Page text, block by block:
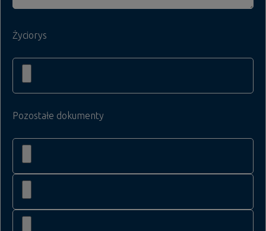
Życiorys
Pozostałe dokumenty